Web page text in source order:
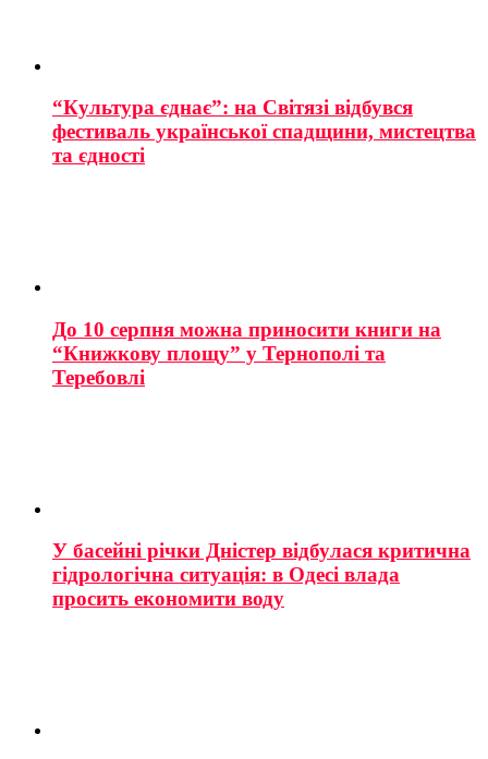
“Культура єднає”: на Світязі відбувся
фестиваль української спадщини, мистецтва
та єдності
До 10 серпня можна приносити книги на
“Книжкову площу” у Тернополі та
Теребовлі
У басейні річки Дністер відбулася критична
гідрологічна ситуація: в Одесі влада
просить економити воду